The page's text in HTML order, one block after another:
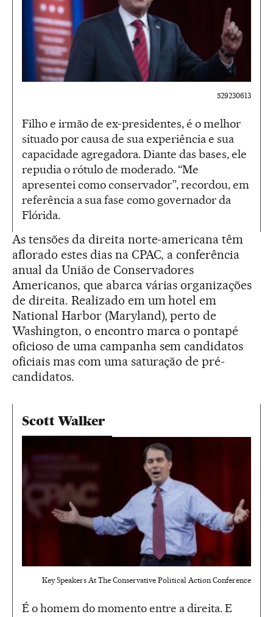
529230613
Filho e irmão de ex-presidentes, é o melhor
situado por causa de sua experiência e sua
capacidade agregadora. Diante das bases, ele
repudia o rótulo de moderado. “Me
apresentei como conservador”, recordou, em
referência a sua fase como governador da
Flórida.
As tensões da direita norte-americana têm
aflorado estes dias na CPAC, a conferência
anual da União de Conservadores
Americanos, que abarca várias organizações
de direita. Realizado em um hotel em
National Harbor (Maryland), perto de
Washington, o encontro marca o pontapé
oficioso de uma campanha sem candidatos
oficiais mas com uma saturação de pré-
candidatos.
Scott Walker
Key Speakers At The Conservative Political Action Conference
É o homem do momento entre a direita. E